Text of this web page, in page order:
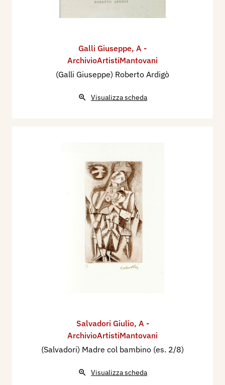
Galli Giuseppe, A -
ArchivioArtistiMantovani
(Galli Giuseppe) Roberto Ardigò
Visualizza scheda
Salvadori Giulio, A -
ArchivioArtistiMantovani
(Salvadori) Madre col bambino (es. 2/8)
Visualizza scheda